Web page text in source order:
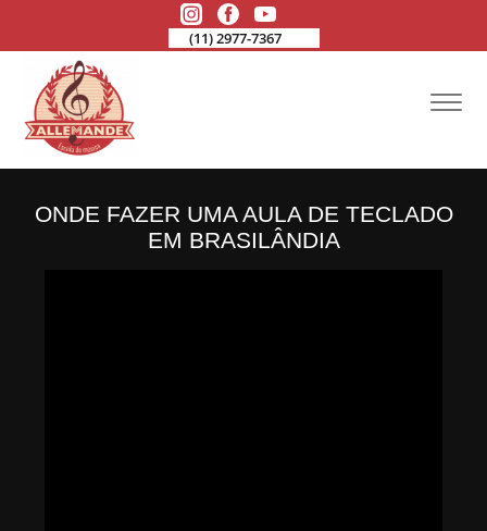
(11) 2977-7367
ONDE FAZER UMA AULA DE TECLADO
EM BRASILÂNDIA